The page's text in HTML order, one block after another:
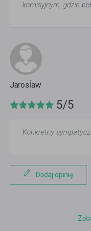
komisyjnym, gdzie
Jarosĺaw
5/5
Konkretny
Dodaj opinię